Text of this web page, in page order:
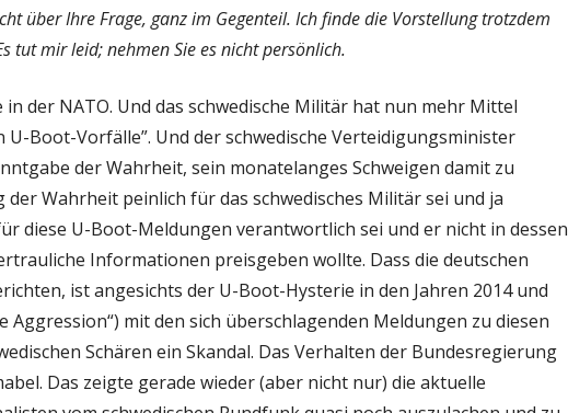
über Ihre Frage, ganz im Gegenteil. Ich finde die Vorstellung trotzdem
tut mir leid; nehmen Sie es nicht persönlich.
der NATO. Und das schwedische Militär hat nun mehr Mittel
Boot-Vorfälle”. Und der schwedische Verteidigungsminister
der Wahrheit, sein monatelanges Schweigen damit zu
Wahrheit peinlich für das schwedisches Militär sei und ja
diese U-Boot-Meldungen verantwortlich sei und er nicht in dessen
Informationen preisgeben wollte. Dass die deutschen
ist angesichts der U-Boot-Hysterie in den Jahren 2014 und
Aggression“) mit den sich überschlagenden Meldungen zu diesen
Schären ein Skandal. Das Verhalten der Bundesregierung
Das zeigte gerade wieder (aber nicht nur) die aktuelle